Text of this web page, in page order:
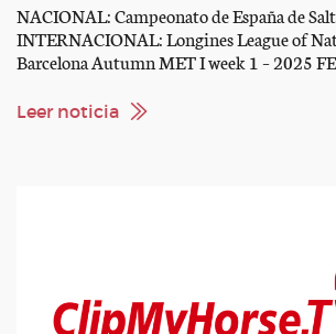
NACIONAL: Campeonato de España de
INTERNACIONAL: Longines League of
Barcelona Autumn MET I week 1 – 2025
Tour 2025 – El Jadida Arena Nova CSI3*
Leer noticia